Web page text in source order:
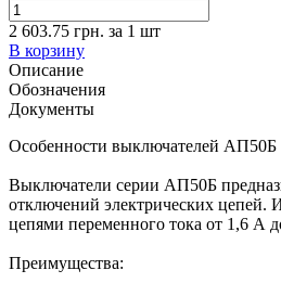
2 603.75 грн. за 1 шт
В корзину
Описание
Обозначения
Документы
Особенности выключателей АП50Б
Выключатели серии АП50Б
отключений электрических цепей.
цепями переменного тока от 1,6 А
Преимущества: